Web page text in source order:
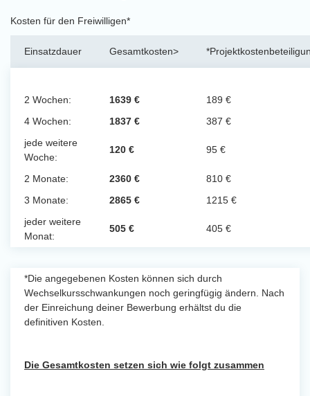
Kosten für den Freiwilligen*
Einsatzdauer Gesamtkosten>
2 Wochen: 1639 €
189 €
4 Wochen:
1837 €
387 €
jede weitere
Woche:
120 € 95 €
2 Monate: 2360 €
810 €
3 Monate:
2865 €
1215 €
jeder weitere
Monat:
505 € 405 €
*Die angegebenen Kosten können sich durch
Wechselkursschwankungen noch geringfügig ändern. Nach
der Einreichung deiner Bewerbung erhältst du die
definitiven Kosten.
Die Gesamtkosten setzen sich wie folgt zusammen